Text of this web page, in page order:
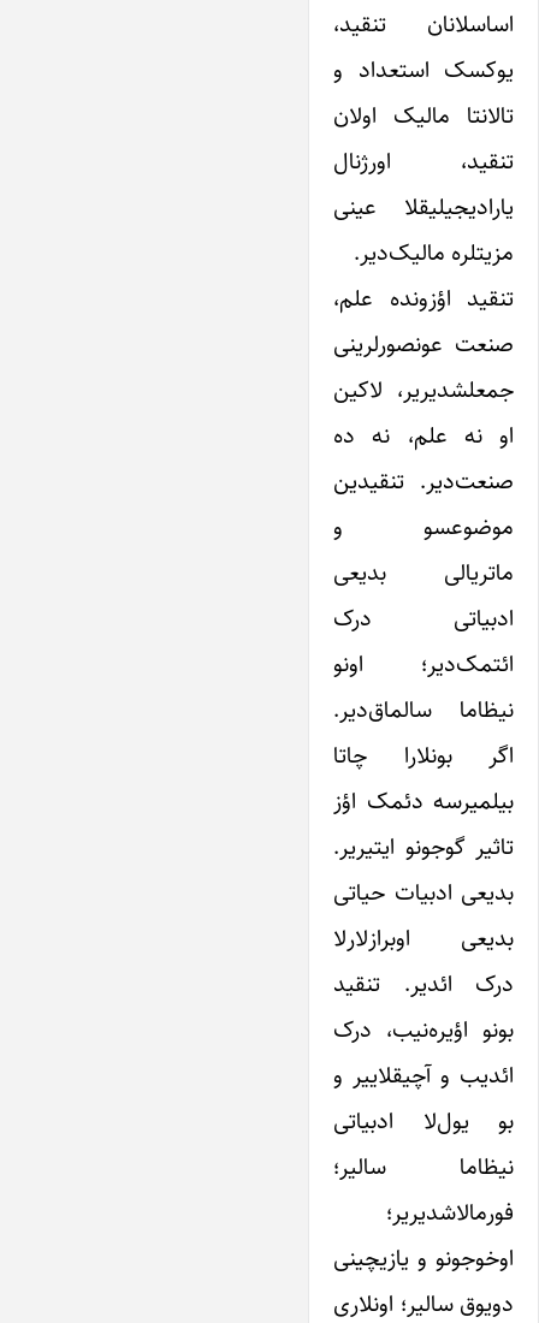
اساسلانان تنقید،
یوکسک استعداد و
تالانتا مالیک اولان
تنقید، اورژنال
یارادیجیلیقلا عینی
مزیتلره مالیک‌دیر.
تنقید اؤزونده علم،
صنعت عونصور‌لرینی
جمعلشدیریر، لاکین
او نه علم، نه ده
صنعت‌دیر. تنقیدین
موضوعسو و
ماتریالی بدیعی
ادبیاتی درک
ائتمک‌دیر؛ اونو
نیظاما سالماق‌دیر.
اگر بونلارا چاتا
بیلمیرسه دئمک اؤز
تاثیر گوجونو ایتیریر.
بدیعی ادبیات حیاتی
بدیعی اوبرازلارلا
درک ائدیر. تنقید
بونو اؤیره‌نیب، درک
ائدیب و آچیقلاییر و
بو یول‌لا ادبیاتی
نیظاما سالیر؛
فورمالاشدیریر؛
اوخوجونو و یازیچینی
دویوق سالیر؛ اونلاری